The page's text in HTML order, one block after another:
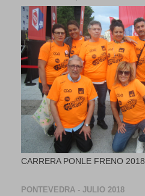
CARRERA PONLE FRENO 2018
PONTEVEDRA - JULIO 2018